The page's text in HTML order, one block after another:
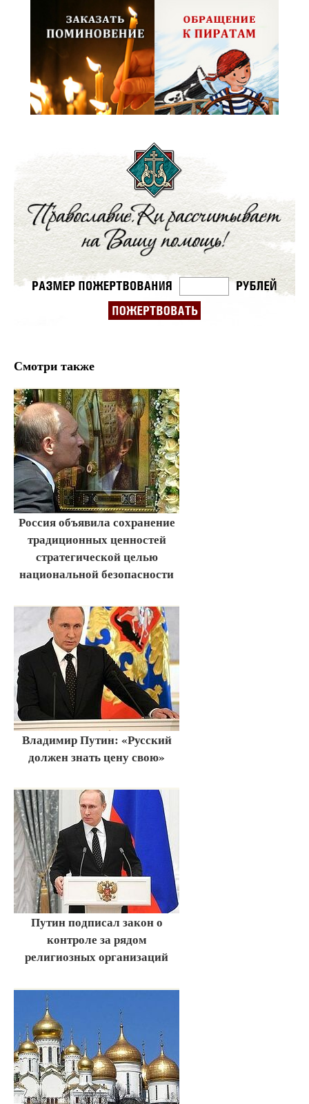
Смотри также
Россия объявила сохранение
традиционных ценностей
стратегической целью
национальной безопасности
Владимир Путин: «Русский
должен знать цену свою»
Путин подписал закон о
контроле за рядом
религиозных организаций